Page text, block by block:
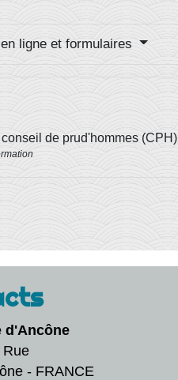
ligne et formulaires
de prud'hommes (CPH)
d'Ancône
Rue
- FRANCE